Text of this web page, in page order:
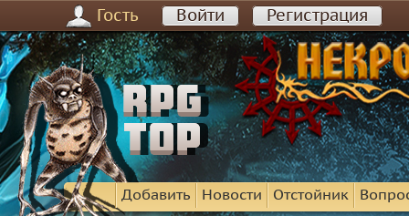
Гость Войти Регистрация
Добавить Новости Отстойник